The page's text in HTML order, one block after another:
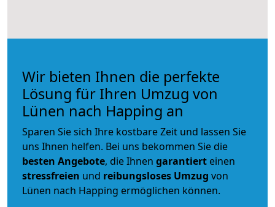
Wir bieten Ihnen die perfekte
Lösung für Ihren Umzug von
Lünen nach Happing an
Sparen Sie sich Ihre kostbare Zeit und lassen Sie
uns Ihnen helfen. Bei uns bekommen Sie die
besten Angebote, die Ihnen garantiert einen
stressfreien und reibungsloses Umzug von
Lünen nach Happing ermöglichen können.